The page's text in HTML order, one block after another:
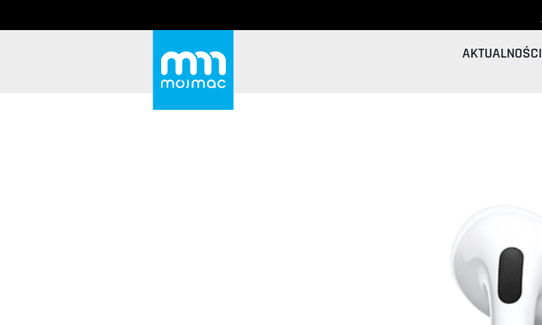
AKTUALNOŚCI